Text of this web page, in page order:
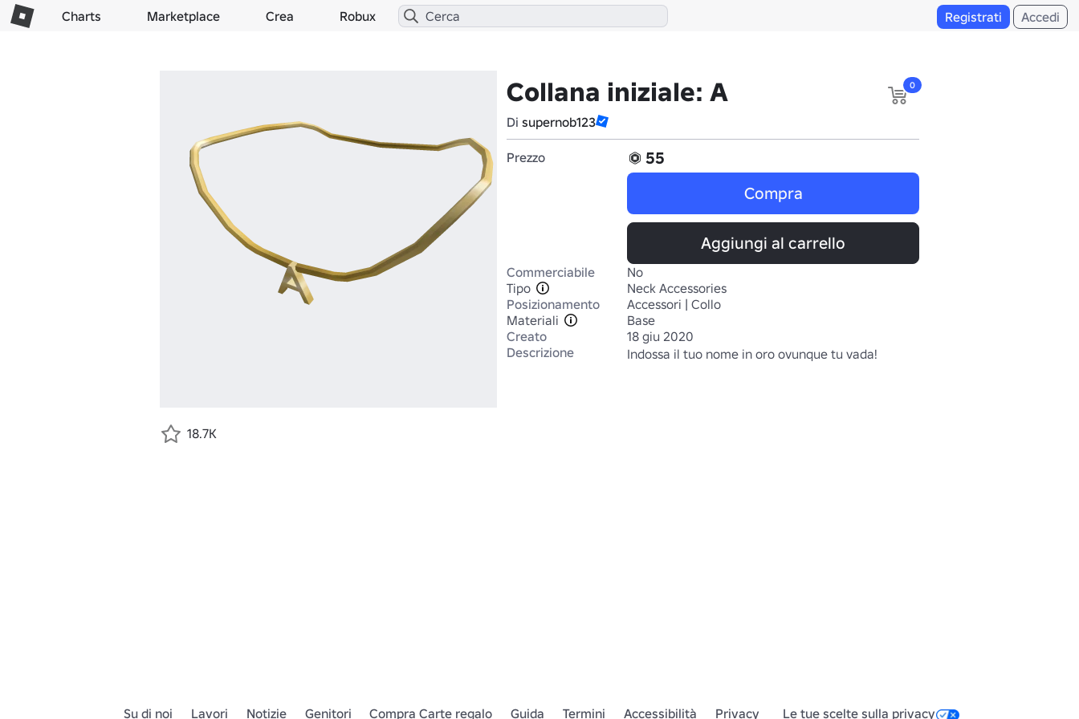
Charts Marketplace Crea Robux Registrati Accedi
Collana iniziale: A
Di supernob123
0
Prezzo
55
Compra
Aggiungi al carrello
Commerciabile
No
Tipo
Neck Accessories
Posizionamento
Accessori | Collo
Materiali
Base
Creato
18 giu 2020
Descrizione
Indossa il tuo nome in oro ovunque tu vada!
18.7K
Su di noi Lavori Notizie Genitori Compra Carte regalo Guida Termini Accessibilità Privacy Le tue scelte sulla privacy